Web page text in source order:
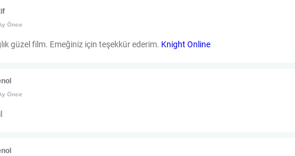
Önce
güzel film. Emeğiniz için teşekkür ederim. Knight Online
Önce